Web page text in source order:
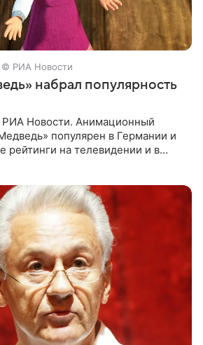
© РИА Новости
набрал популярность
Новости. Анимационный
популярен в Германии и
рейтинги на телевидении и в